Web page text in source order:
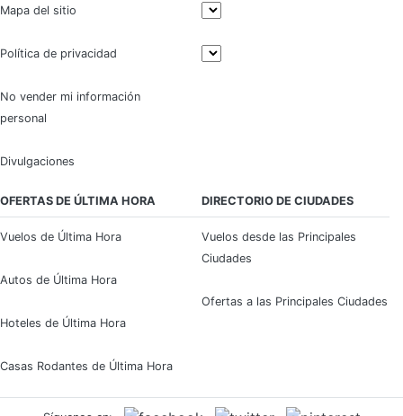
Mapa del sitio
Política de privacidad
No vender mi información
personal
Divulgaciones
OFERTAS DE ÚLTIMA HORA
Vuelos de Última Hora
Autos de Última Hora
Hoteles de Última Hora
Casas Rodantes de Última Hora
DIRECTORIO DE CIUDADES
Vuelos desde las Principales
Ciudades
Ofertas a las Principales Ciudades